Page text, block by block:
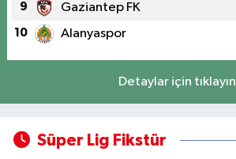
9 Gaziantep FK
10 Alanyaspor
Detaylar için tıklayın
Süper Lig Fikstür